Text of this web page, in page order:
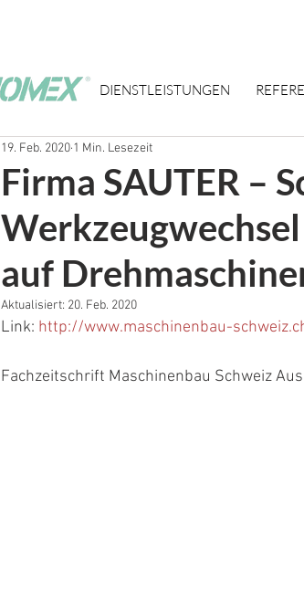
DIENSTLEISTUNGEN
Firma SAUTER –
auf
19. Feb. 2020 1 Min. Lesezeit
Aktualisiert: 20. Feb. 2020
Link: http://www.maschinenbau-
Fachzeitschrift Maschinenbau Schweiz